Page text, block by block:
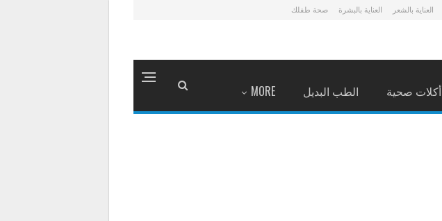
العناية بالشعر العناية بالبشرة صحة طفلك
أكلات صحية الطب البديل MORE